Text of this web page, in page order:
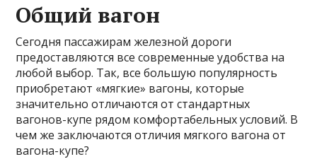
Общий вагон
Сегодня пассажирам железной дороги
предоставляются все современные удобства на
любой выбор. Так, все большую популярность
приобретают «мягкие» вагоны, которые
значительно отличаются от стандартных
вагонов-купе рядом комфортабельных условий. В
чем же заключаются отличия мягкого вагона от
вагона-купе?